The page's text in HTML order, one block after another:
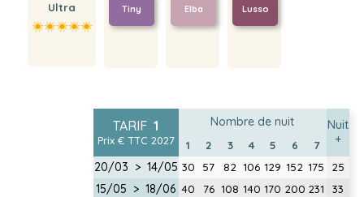
Ultra Tiny Elba Lusso
TARIF 1
Prix € TTC 2027
Nombre de nuit
Nuit
+
1 2 3 4 5 6 7
20/03 > 14/05 30 57 82 106 129 152 175 25
15/05 > 18/06 40 76 108 140 170 200 231 33